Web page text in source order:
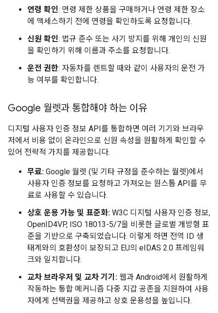
연령 확인: 연령 제한 상품을 구매하거나 연령 제한 장소
에 액세스하기 전에 연령을 확인하도록 요청합니다.
신원 확인: 법규 준수 또는 사기 방지를 위해 개인의 신원
을 확인하기 위해 이름과 주소를 요청합니다.
운전 권한: 자동차를 렌트할 때와 같이 사용자의 운전 가
능 여부를 확인합니다.
Google 월렛과 통합해야 하는 이유
디지털 사용자 인증 정보 API를 통합하면 여러 기기와 브라우
저에서 비용 없이 온라인으로 신원 속성을 원활하게 확인할 수
있어 전략적 가치를 제공합니다.
무료: Google 월렛 (및 기타 규정을 준수하는 월렛)에서
사용자 인증 정보를 요청하고 가져오는 원스톱 API를 무
료로 사용할 수 있습니다.
상호 운용 가능 및 표준화: W3C 디지털 사용자 인증 정보,
OpenID4VP, ISO 18013-5/7을 비롯한 글로벌 개방형 표
준을 기반으로 구축되었습니다. 이렇게 하면 전역 ID 생
태계와의 호환성이 보장되고 EU의 eIDAS 2.0 프레임워
크와 일치합니다.
교차 브라우저 및 교차 기기: 웹과 Android에서 원활하게
작동하는 통합 메커니즘 다중 지갑 공존을 지원하여 사용
자에게 선택권을 제공하고 상호 운용성을 높입니다.